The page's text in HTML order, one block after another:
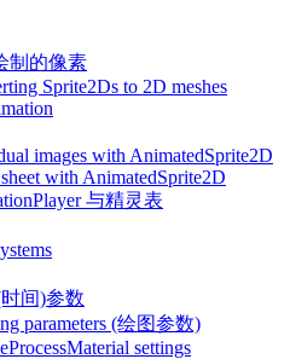
制的像素
Sprite2Ds to 2D meshes
images with AnimatedSprite2D
with AnimatedSprite2D
与精灵表
间)参数
parameters (绘图参数)
settings